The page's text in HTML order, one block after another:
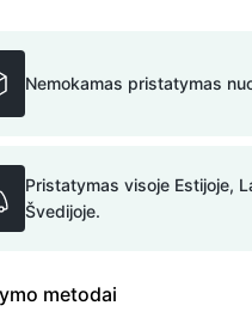
Nemokamas pristatymas
Pristatymas visoje Estijoje,
Švedijoje.
metodai